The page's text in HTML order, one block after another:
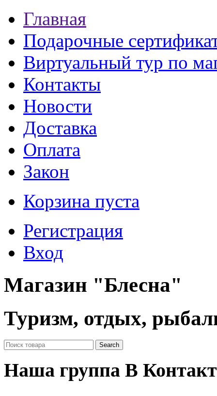
Главная
Подарочные
Виртуальный тур по
Контакты
Новости
Доставка
Оплата
Закон
Корзина пуста
Регистрация
Вход
Магазин "Блесна"
Туризм, отдых,
Наша группа В